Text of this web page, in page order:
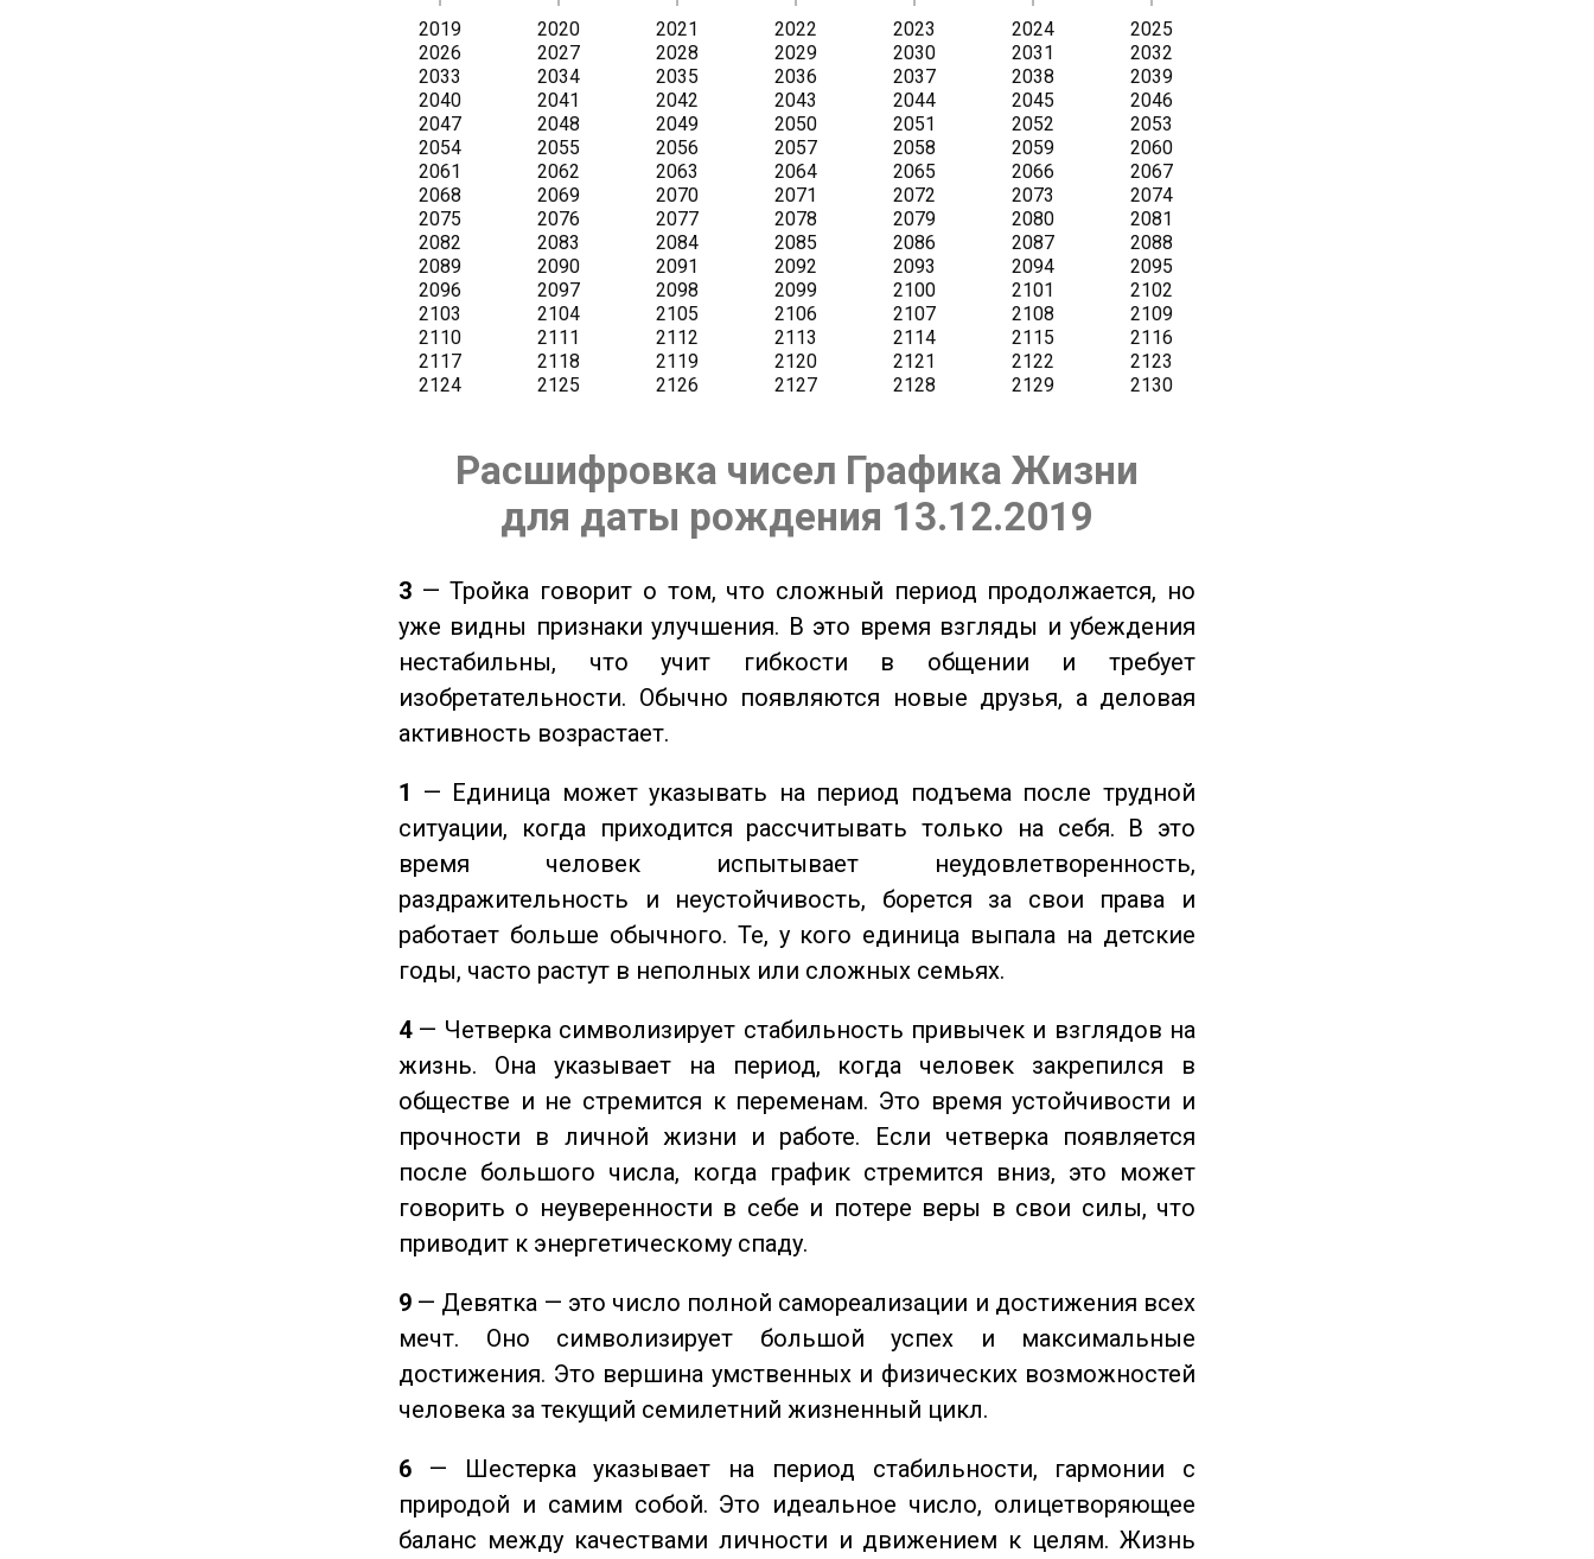
Расшифровка чисел Графика Жизни
для даты рождения 13.12.2019
3 — Тройка говорит о том, что сложный период продолжается, но
уже видны признаки улучшения. В это время взгляды и убеждения
нестабильны, что учит гибкости в общении и требует
изобретательности. Обычно появляются новые друзья, а деловая
активность возрастает.
1 — Единица может указывать на период подъема после трудной
ситуации, когда приходится рассчитывать только на себя. В это
время человек испытывает неудовлетворенность,
раздражительность и неустойчивость, борется за свои права и
работает больше обычного. Те, у кого единица выпала на детские
годы, часто растут в неполных или сложных семьях.
4— Четверка символизирует стабильность привычек и взглядов на
жизнь. Она указывает на период, когда человек закрепился в
обществе и не стремится к переменам. Это время устойчивости и
прочности в личной жизни и работе. Если четверка появляется
после большого числа, когда график стремится вниз, это может
говорить о неуверенности в себе и потере веры в свои силы, что
приводит к энергетическому спаду.
9 — Девятка — это число полной самореализации и достижения всех
мечт. Оно символизирует большой успех и максимальные
достижения. Это вершина умственных и физических возможностей
человека за текущий семилетний жизненный цикл.
6 — Шестерка указывает на период стабильности, гармонии с
природой и самим собой. Это идеальное число, олицетворяющее
баланс между качествами личности и движением к целям. Жизнь